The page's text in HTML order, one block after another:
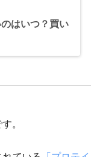
はいつ？買い
。